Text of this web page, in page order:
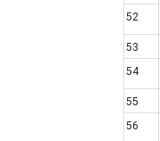
52
53
54
55
56